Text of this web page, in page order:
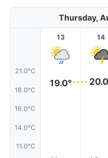
Thursday,
21.0°C
18.0°C
16.0°C
14.0°C
11.0°C
13
19.0°
14